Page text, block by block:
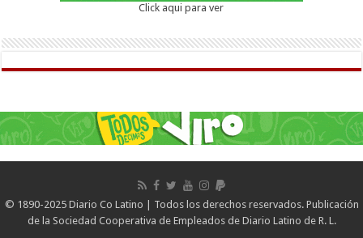
Click aqui para ver
© 1890-2025 Diario Co Latino | Todos los derechos reservados. Publicación
de la Sociedad Cooperativa de Empleados de Diario Latino de R. L.